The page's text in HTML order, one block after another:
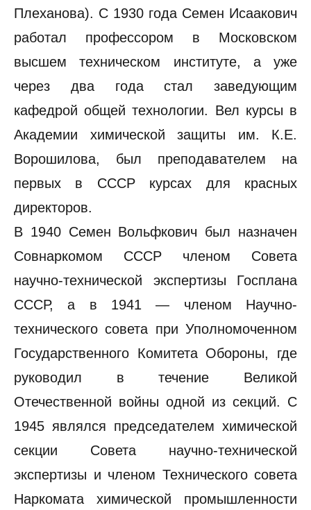
Плеханова). С 1930 года Семен Исаакович
работал профессором в Московском
высшем техническом институте, а уже
через два года стал заведующим
кафедрой общей технологии. Вел курсы в
Академии химической защиты им. К.Е.
Ворошилова, был преподавателем на
первых в СССР курсах для красных
директоров.
В 1940 Семен Вольфкович был назначен
Совнаркомом СССР членом Совета
научно-технической экспертизы Госплана
СССР, а в 1941 — членом Научно-
технического совета при Уполномоченном
Государственного Комитета Обороны, где
руководил в течение Великой
Отечественной войны одной из секций. С
1945 являлся председателем химической
секции Совета научно-технической
экспертизы и членом Технического совета
Наркомата химической промышленности